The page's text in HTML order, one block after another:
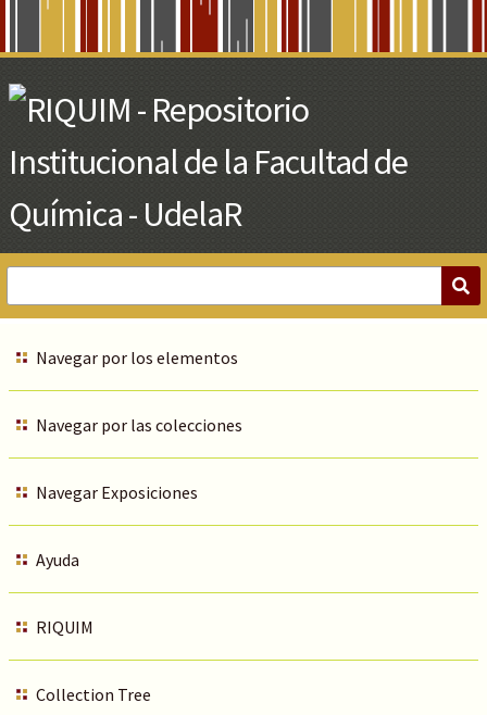
Main
Content
Navegar por los elementos
Navegar por las colecciones
Navegar Exposiciones
Ayuda
RIQUIM
Collection Tree